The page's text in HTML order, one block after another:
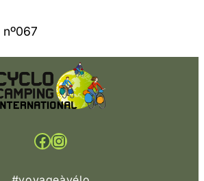
nº067
Facebook Instagram